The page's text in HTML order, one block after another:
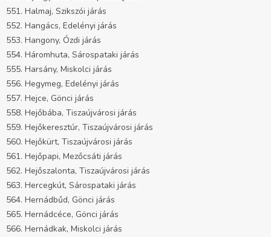
551. Halmaj, Szikszói járás
552. Hangács, Edelényi járás
553. Hangony, Ózdi járás
554. Háromhuta, Sárospataki járás
555. Harsány, Miskolci járás
556. Hegymeg, Edelényi járás
557. Hejce, Gönci járás
558. Hejőbába, Tiszaújvárosi járás
559. Hejőkeresztúr, Tiszaújvárosi járás
560. Hejőkürt, Tiszaújvárosi járás
561. Hejőpapi, Mezőcsáti járás
562. Hejőszalonta, Tiszaújvárosi járás
563. Hercegkút, Sárospataki járás
564. Hernádbűd, Gönci járás
565. Hernádcéce, Gönci járás
566. Hernádkak, Miskolci járás